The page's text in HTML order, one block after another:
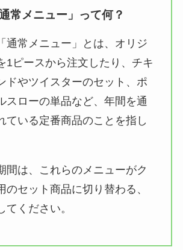
常メニュー」って何？
通常メニュー」とは、オリジ
1ピースから注文したり、チキ
ドやツイスターのセット、ポ
スローの単品など、年間を通
ている定番商品のことを指し
間は、これらのメニューがク
のセット商品に切り替わる、
てください。